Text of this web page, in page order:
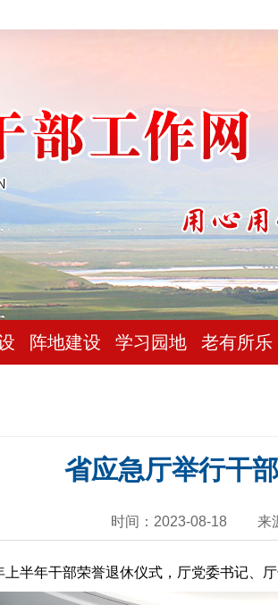
阵地建设 学习园地 老有所乐
省应急厅举行干
时间：2023-08-18 来
年干部荣誉退休仪式，厅党委书记、厅